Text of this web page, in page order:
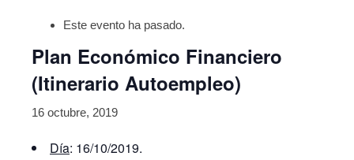
Este evento ha pasado.
Plan Económico Financiero
(Itinerario Autoempleo)
16 octubre, 2019
Día: 16/10/2019.